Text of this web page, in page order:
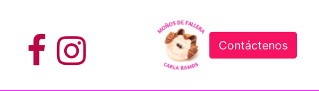
Contáctenos